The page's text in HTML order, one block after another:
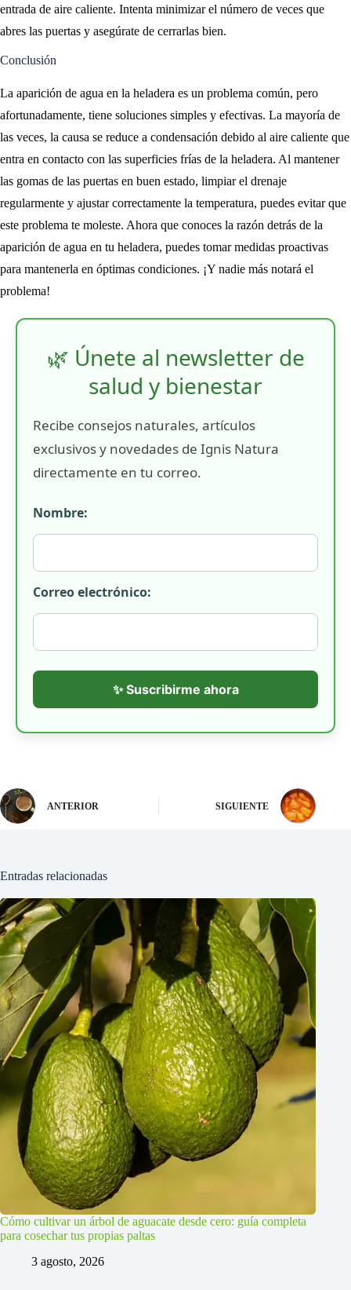
entrada de aire caliente. Intenta minimizar el número de veces que
abres las puertas y asegúrate de cerrarlas bien.
Conclusión
La aparición de agua en la heladera es un problema común, pero
afortunadamente, tiene soluciones simples y efectivas. La mayoría de
las veces, la causa se reduce a condensación debido al aire caliente que
entra en contacto con las superficies frías de la heladera. Al mantener
las gomas de las puertas en buen estado, limpiar el drenaje
regularmente y ajustar correctamente la temperatura, puedes evitar que
este problema te moleste. Ahora que conoces la razón detrás de la
aparición de agua en tu heladera, puedes tomar medidas proactivas
para mantenerla en óptimas condiciones. ¡Y nadie más notará el
problema!
🌿 Únete al newsletter de
salud y bienestar
Recibe consejos naturales, artículos
exclusivos y novedades de Ignis Natura
directamente en tu correo.
Nombre:
Correo electrónico:
✨ Suscribirme ahora
ANTERIOR SIGUIENTE
Entradas relacionadas
Cómo cultivar un árbol de aguacate desde cero: guía completa
para cosechar tus propias paltas
3 agosto, 2026